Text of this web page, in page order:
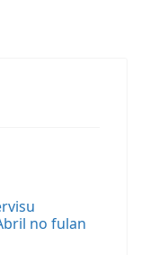
no fulan